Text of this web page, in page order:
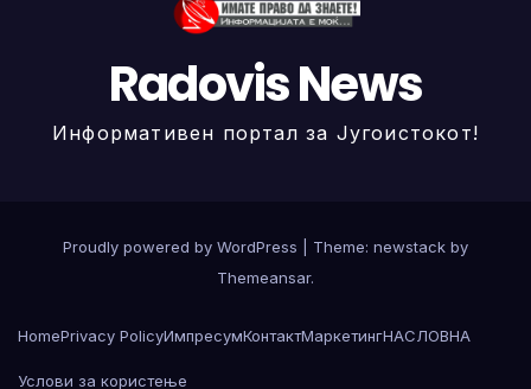
Radovis News
Информативен портал за Југоистокот!
Proudly powered by WordPress
Theme: newstack by
Themeansar.
HomePrivacy PolicyИмпресумКонтактМаркетингНАСЛОВНА
Услови за користење